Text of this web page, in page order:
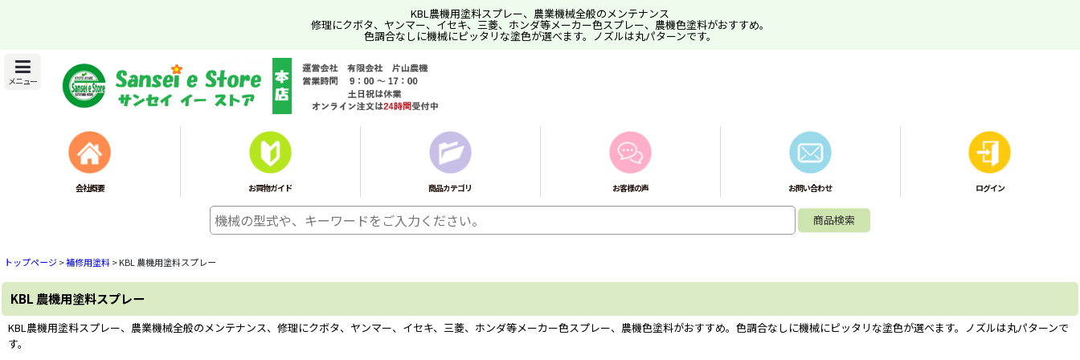
KBL農機用塗料スプレー、農業機械全般のメンテナンス
修理にクボタ、ヤンマー、イセキ、三菱、ホンダ等メーカー色スプレー、農機色塗料がおすすめ。
色調合なしに機械にピッタリな塗色が選べます。ノズルは丸パターンです。
メニュー
会社概要 お買物ガイド 商品カテゴリ お客様の声 お問い合わせ ログイン
トップページ>補修用塗料>KBL 農機用塗料スプレー
KBL 農機用塗料スプレー
KBL農機用塗料スプレー、農業機械全般のメンテナンス、修理にクボタ、ヤンマー、イセキ、三菱、ホンダ等メーカー色スプレー、農機色塗料がおすすめ。色調合なしに機械にピッタリな塗色が選べます。ノズルは丸パターンで
す。